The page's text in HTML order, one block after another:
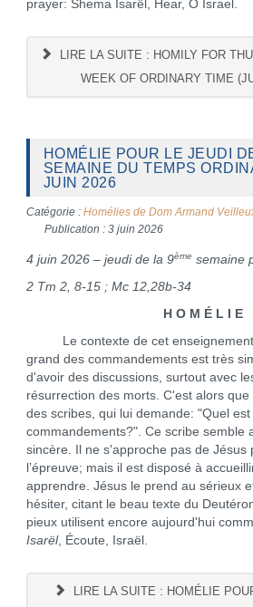
prayer: Shema Isarël, Hear, O Israel.
LIRE LA SUITE : HOMILY FOR
WEEK OF ORDINARY TIME
HOMÉLIE POUR LE JEUDI
SEMAINE DU TEMPS
JUIN 2026
Catégorie : Homélies de Dom Armand
Publication : 3 juin 2026
4 juin 2026 – jeudi de la 9ème semaine
2 Tm 2, 8-15 ; Mc 12,28b-34
H O M É L I E
Le contexte de cet enseignement
grand des commandements est très
d'avoir des discussions, surtout avec
résurrection des morts. C'est alors
des scribes, qui lui demande: "Quel
commandements?". Ce scribe semble
sincère. Il ne s'approche pas de Jésus
l’épreuve; mais il est disposé à
apprendre. Jésus le prend au sérieux
hésiter, citant le beau texte du
pieux utilisent encore aujourd'hui
Isarël, Écoute, Israël.
LIRE LA SUITE : HOMÉLIE